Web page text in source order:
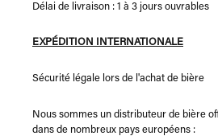
Délai de livraison : 1 à 3 jours ouvrables
EXPÉDITION INTERNATIONALE
Sécurité légale lors de l'achat de bière
Nous sommes un distributeur de bière
dans de nombreux pays européens :